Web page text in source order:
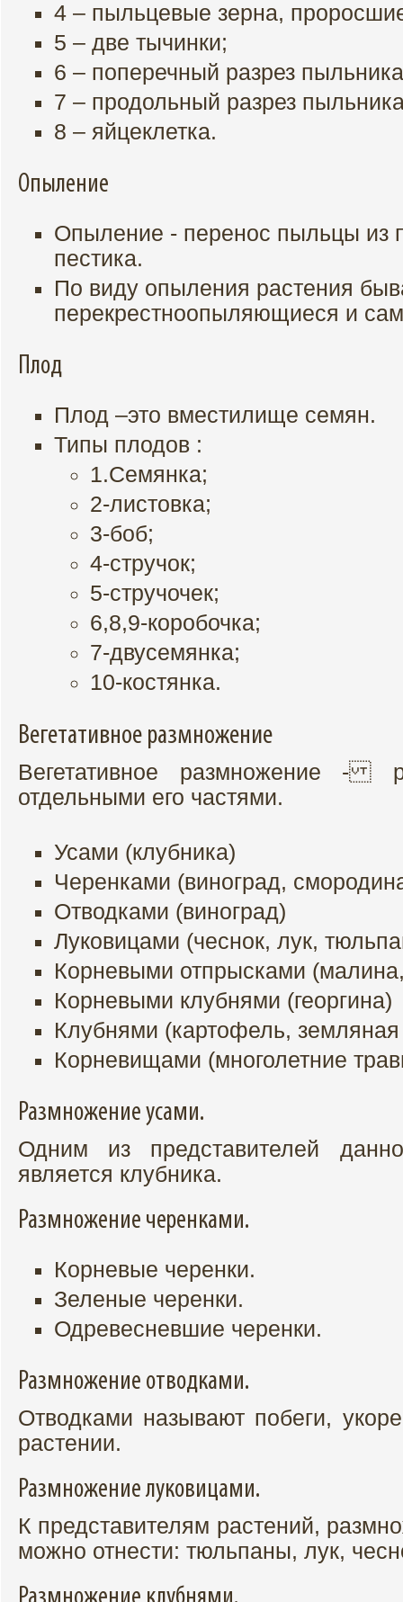
4 – пыльцевые зерна,
5 – две тычинки;
6 – поперечный разрез
7 – продольный разрез
8 – яйцеклетка.
Опыление
Опыление - перенос пыльцы из
пестика.
По виду опыления растения
перекрестноопыляющиеся и
Плод
Плод –это вместилище семян.
Типы плодов :
1.Семянка;
2-листовка;
3-боб;
4-стручок;
5-стручочек;
6,8,9-коробочка;
7-двусемянка;
10-костянка.
Вегетативное размножение
Вегетативное размножение -
отдельными его частями.
Усами (клубника)
Черенками (виноград,
Отводками (виноград)
Луковицами (чеснок, лук,
Корневыми отпрысками
Корневыми клубнями (георгина)
Клубнями (картофель,
Корневищами (многолетние
Размножение усами.
Одним из представителей
является клубника.
Размножение черенками.
Корневые черенки.
Зеленые черенки.
Одревесневшие черенки.
Размножение отводками.
Отводками называют побеги,
растении.
Размножение луковицами.
К представителям растений,
можно отнести: тюльпаны, лук,